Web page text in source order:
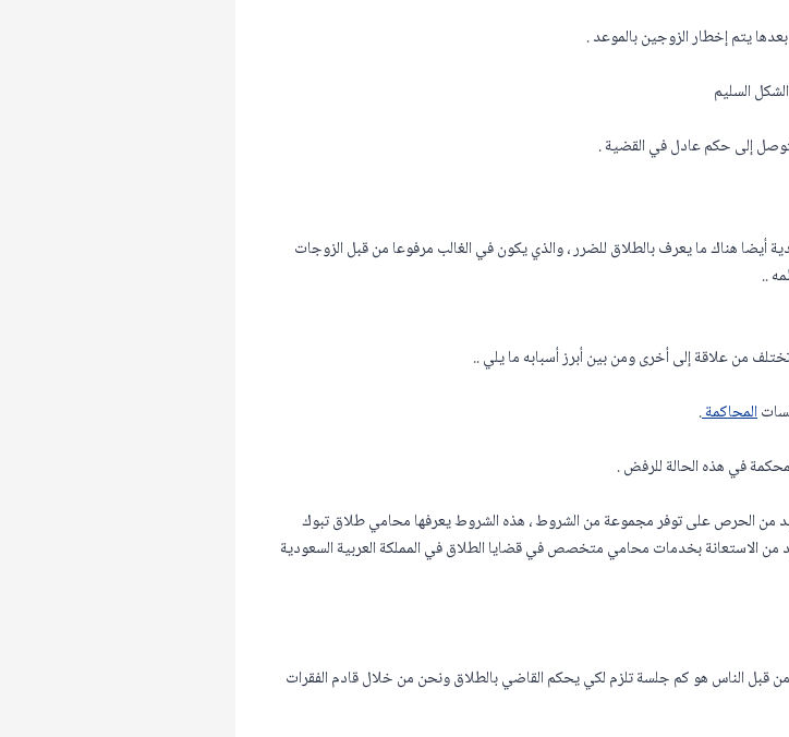
يتم إخطار الزوجين بالموعد .
السليم
إلى حكم عادل في القضية .
أيضا هناك ما يعرف بالطلاق للضرر ، والذي يكون في الغالب مرفوعا من قبل الزوجات
..
من علاقة إلى أخرى ومن بين أبرز أسبابه ما يلي ..
المحاكمة.
في هذه الحالة للرفض .
من الحرص على توفر مجموعة من الشروط ، هذه الشروط يعرفها محامي طلاق تبوك
من الاستعانة بخدمات محامي متخصص في قضايا الطلاق في المملكة العربية السعودية
قبل الناس هو كم جلسة تلزم لكي يحكم القاضي بالطلاق ونحن من خلال قادم الفقرات